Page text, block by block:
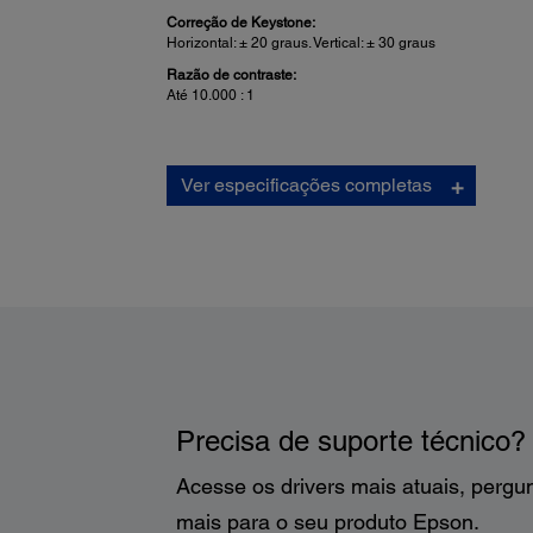
Correção de Keystone:
Horizontal: ± 20 graus. Vertical: ± 30 graus
Razão de contraste:
Até 10.000 : 1
Processamento de vídeo:
377 x 292 x 125 mm (ancho x profundidad x altura)
Ver especificações completas
Precisa de suporte técnico?
Acesse os drivers mais atuais,
mais para o seu produto Epson.